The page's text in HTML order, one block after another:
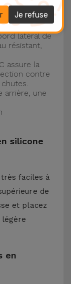
!
liquide
latéral de
résistant,
assure la
contre
arrière, une
silicone
très faciles à
de
et placez
en
Je refuse